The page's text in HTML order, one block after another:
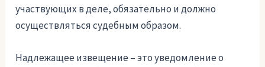
участвующих в деле, обязательно и должно
осуществляться судебным образом.
Надлежащее извещение – это уведомление о